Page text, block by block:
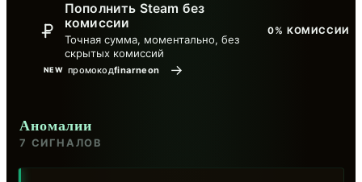
0% КОМИССИИ
NEW промокодfinarneon
Пополнить Steam без
комиссии
Точная сумма, моментально, без
скрытых комиссий
→
Аномалии
7 СИГНАЛОВ